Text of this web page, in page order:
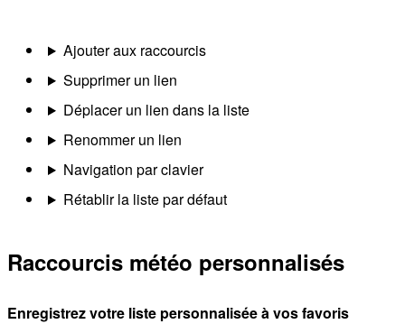
Ajouter aux raccourcis
Supprimer un lien
Déplacer un lien dans la liste
Renommer un lien
Navigation par clavier
Rétablir la liste par défaut
Raccourcis météo personnalisés
Enregistrez votre liste personnalisée à vos favoris